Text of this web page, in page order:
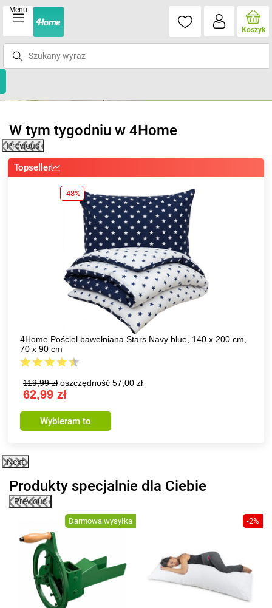
Menu
Koszyk
W tym tygodniu w 4Home
Previous
Navy blue, 140 x 200 cm,
-6%
Avenberg Rożen obrotowy
Next
Produkty specjalnie dla Ciebie
Previous
Darmowa wysyłka -2%